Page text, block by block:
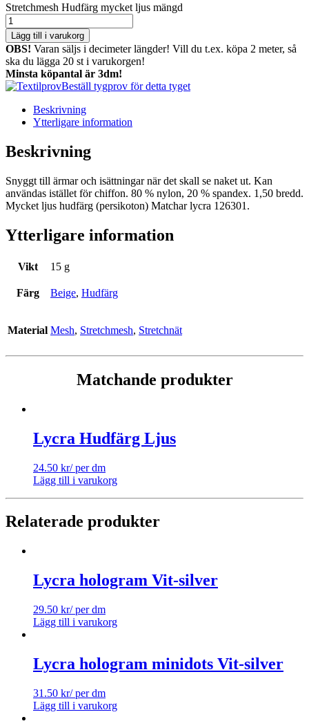
Stretchmesh Hudfärg mycket ljus mängd
Lägg till i varukorg
OBS! Varan säljs i decimeter längder! Vill du t.ex. köpa 2 meter, så
ska du lägga 20 st i varukorgen!
Minsta köpantal är 3dm!
Beställ tygprov för detta tyget
Beskrivning
Ytterligare information
Beskrivning
Snyggt till ärmar och isättningar när det skall se naket ut. Kan
användas istället för chiffon. 80 % nylon, 20 % spandex. 1,50 bredd.
Mycket ljus hudfärg (persikoton) Matchar lycra 126301.
Ytterligare information
Vikt 15 g
Färg Beige, Hudfärg
Material Mesh, Stretchmesh, Stretchnät
Matchande produkter
Lycra Hudfärg Ljus
24.50 kr/ per dm
Lägg till i varukorg
Relaterade produkter
Lycra hologram Vit-silver
29.50 kr/ per dm
Lägg till i varukorg
Lycra hologram minidots Vit-silver
31.50 kr/ per dm
Lägg till i varukorg